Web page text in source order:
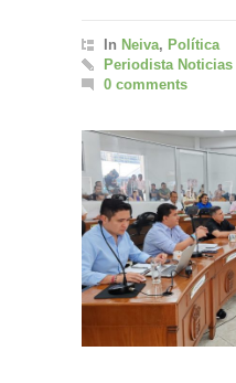
In Neiva, Política
Periodista
0 comments